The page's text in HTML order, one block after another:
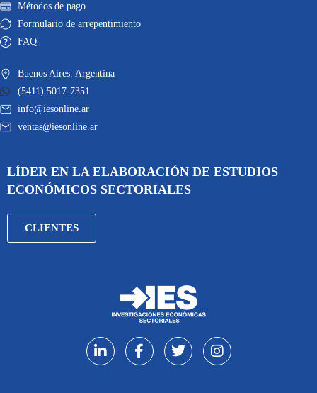
Métodos de pago
Formulario de arrepentimiento
FAQ
Buenos Aires. Argentina
(5411) 5017-7351
info@iesonline.ar
ventas@iesonline.ar
LÍDER EN LA ELABORACIÓN DE ESTUDIOS
ECONÓMICOS SECTORIALES
CLIENTES